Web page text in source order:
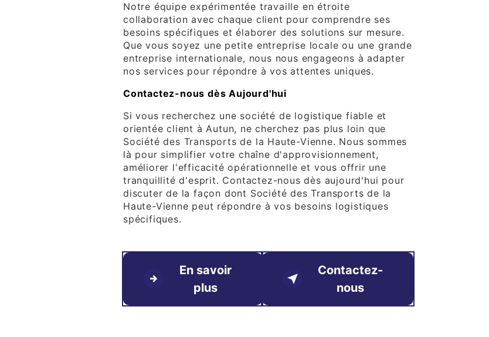
Notre équipe expérimentée travaille en étroite
collaboration avec chaque client pour comprendre ses
besoins spécifiques et élaborer des solutions sur mesure.
Que vous soyez une petite entreprise locale ou une grande
entreprise internationale, nous nous engageons à adapter
nos services pour répondre à vos attentes uniques.
Contactez-nous dès Aujourd'hui
Si vous recherchez une société de logistique fiable et
orientée client à Autun, ne cherchez pas plus loin que
Société des Transports de la Haute-Vienne. Nous sommes
là pour simplifier votre chaîne d'approvisionnement,
améliorer l'efficacité opérationnelle et vous offrir une
tranquillité d'esprit. Contactez-nous dès aujourd'hui pour
discuter de la façon dont Société des Transports de la
Haute-Vienne peut répondre à vos besoins logistiques
spécifiques.
En savoir
plus
Contactez-
nous